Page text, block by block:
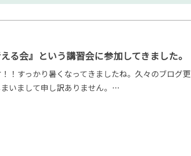
える会』という講習会に参加してきました。
！すっかり暑くなってきましたね。久々のブログ更
いまして申し訳ありません。…